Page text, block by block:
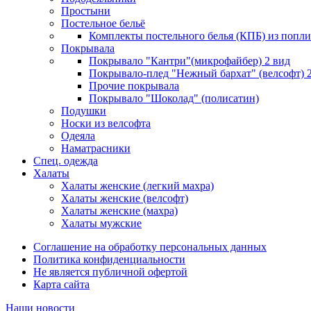
Простыни
Постельное бельё
Комплекты постельного белья (КПБ) из
Покрывала
Покрывало "Кантри"(микрофайбер) 2 вид
Покрывало-плед "Нежный бархат" (велсофт)
Прочие покрывала
Покрывало "Шоколад" (полисатин)
Подушки
Носки из велсофта
Одеяла
Наматрасники
Спец. одежда
Халаты
Халаты женские (легкий махра)
Халаты женские (велсофт)
Халаты женские (махра)
Халаты мужские
Соглашение на обработку персональных данных
Политика конфиденциальности
Не является публичной офертой
Карта сайта
Наши новости